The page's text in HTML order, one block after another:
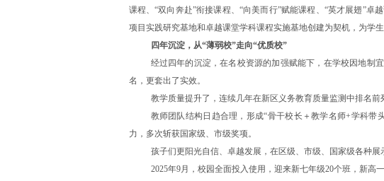
课程、“双向奔赴”衔接课程、“向美而行”赋能课程、“英才展翅”
项目实践研究基地和卓越课堂学科课程实施基地创建为契机，为学
四年沉淀，从“薄弱校”走向“优质校”
经过四年的沉淀，在名校资源的加强赋能下，在学校因地制
名，更套出了实效。
教学质量提升了，连续几年在新区义务教育质量监测中排名前
教师团队结构日趋合理，形成“骨干校长＋教学名师+学科
力，多次斩获国家级、市级奖项。
孩子们更阳光自信、卓越发展，在区级、市级、国家级各种展
2025年9月，校园全面投入使用，迎来新七年级20个班，新高